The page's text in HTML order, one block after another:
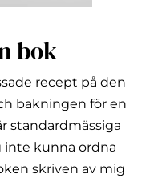
bok
recept på den
bakningen för en
standardmässiga
inte kunna ordna
skriven av mig